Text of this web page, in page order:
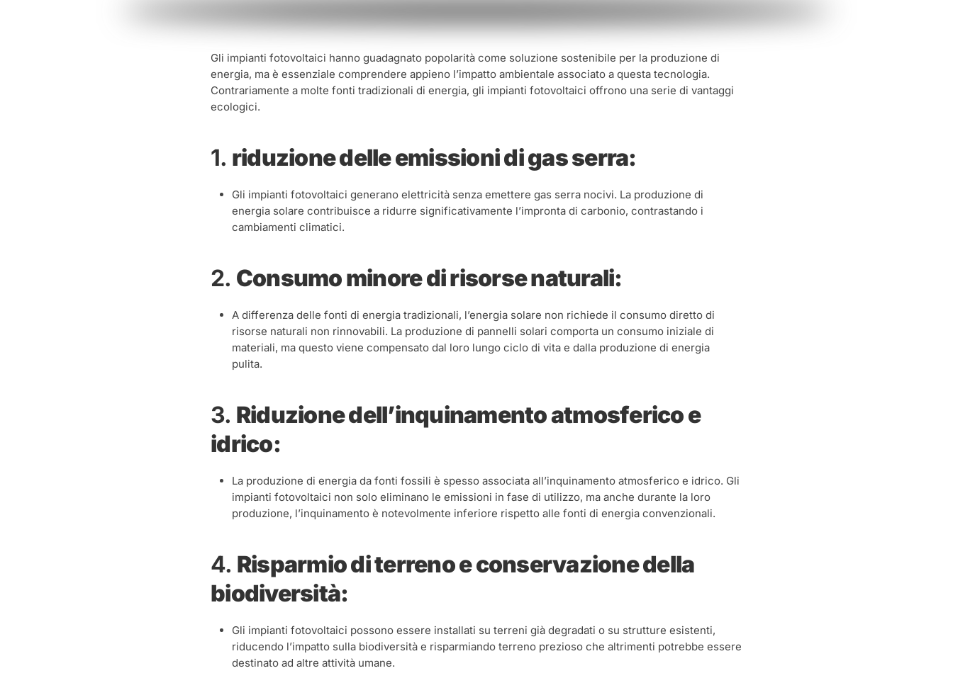
Gli impianti fotovoltaici hanno guadagnato popolarità come soluzione sostenibile per la produzione di
energia, ma è essenziale comprendere appieno l’impatto ambientale associato a questa tecnologia.
Contrariamente a molte fonti tradizionali di energia, gli impianti fotovoltaici offrono una serie di vantaggi
ecologici.
1. riduzione delle emissioni di gas serra:
Gli impianti fotovoltaici generano elettricità senza emettere gas serra nocivi. La produzione di
energia solare contribuisce a ridurre significativamente l’impronta di carbonio, contrastando i
cambiamenti climatici.
2. Consumo minore di risorse naturali:
A differenza delle fonti di energia tradizionali, l’energia solare non richiede il consumo diretto di
risorse naturali non rinnovabili. La produzione di pannelli solari comporta un consumo iniziale di
materiali, ma questo viene compensato dal loro lungo ciclo di vita e dalla produzione di energia
pulita.
3. Riduzione dell’inquinamento atmosferico e
idrico:
La produzione di energia da fonti fossili è spesso associata all’inquinamento atmosferico e idrico. Gli
impianti fotovoltaici non solo eliminano le emissioni in fase di utilizzo, ma anche durante la loro
produzione, l’inquinamento è notevolmente inferiore rispetto alle fonti di energia convenzionali.
4. Risparmio di terreno e conservazione della
biodiversità:
Gli impianti fotovoltaici possono essere installati su terreni già degradati o su strutture esistenti,
riducendo l’impatto sulla biodiversità e risparmiando terreno prezioso che altrimenti potrebbe essere
destinato ad altre attività umane.